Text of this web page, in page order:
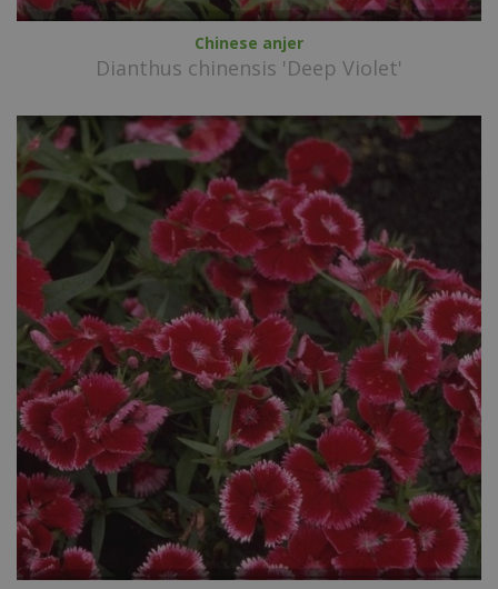
Chinese anjer
Dianthus chinensis 'Deep Violet'